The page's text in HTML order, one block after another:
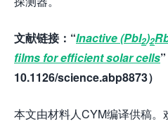
文献链接：“Inactive (PbI2)2
films for efficient solar cells”
10.1126/science.abp8873）
本文由材料人CYM编译供稿